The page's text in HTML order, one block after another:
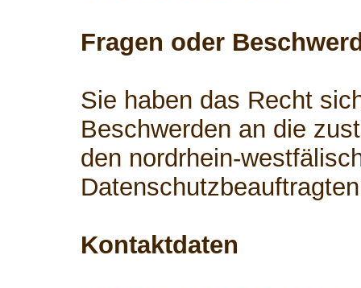
Fragen oder
Sie haben das Recht
Beschwerden an die
den nordrhein-
Kontaktdaten